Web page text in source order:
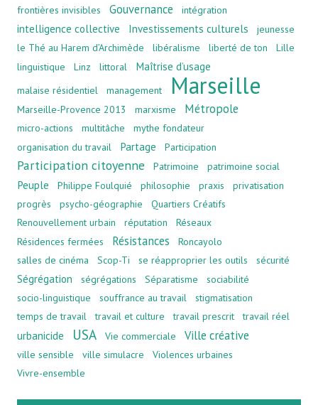
frontières invisibles
Gouvernance intégration
intelligence collective Investissements culturels
jeunesse
le Thé au Harem d’Archimède
libéralisme liberté de ton
Lille
linguistique
Linz littoral Maîtrise d’usage
malaise résidentiel management Marseille
Marseille-Provence 2013 marxisme Métropole
micro-actions multitâche
mythe fondateur
organisation du travail
Partage Participation
Participation citoyenne Patrimoine patrimoine social
Peuple Philippe Foulquié philosophie praxis
privatisation
progrès
psycho-géographie
Quartiers Créatifs
Renouvellement urbain
réputation
Réseaux
Résidences fermées
Résistances
Roncayolo
salles de cinéma
Scop-Ti se réapproprier les outils sécurité
Ségrégation ségrégations Séparatisme
sociabilité
socio-linguistique
souffrance au travail
stigmatisation
temps de travail
travail et culture travail prescrit travail réel
urbanicide USA Vie commerciale Ville créative
ville sensible ville simulacre
Violences urbaines
Vivre-ensemble